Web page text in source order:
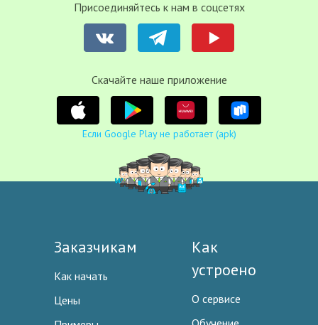
Присоединяйтесь к нам в соцсетях
Cкачайте наше приложение
Если Google Play не работает (apk)
Заказчикам
Как начать
Цены
Как
устроено
О сервисе